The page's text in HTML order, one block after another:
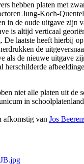
hebben platen met
Jung-Koch-
in de oude uitgave zijn
is altijd verticaal
De laatste heeft hierbij
de
als de nieuwe uitgave
herschilderde
niet alle platen uit de
in
afkomstig van Jos